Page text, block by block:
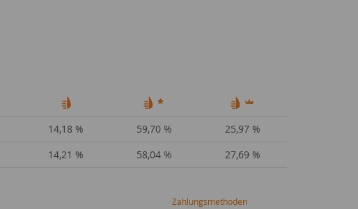
14,18 % 59,70 %
25,97 %
14,21 % 58,04 % 27,69 %
Zahlungsmethoden